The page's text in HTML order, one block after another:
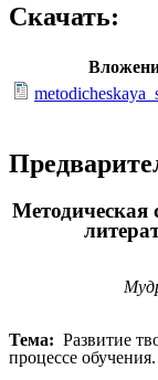
Скачать:
Методическая
Тема: Развитие
процессе обучения.